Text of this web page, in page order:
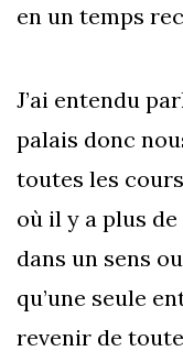
en un temps
J’ai entendu
palais donc
toutes les
où il y a plus
dans un sens
qu’une seule
revenir de